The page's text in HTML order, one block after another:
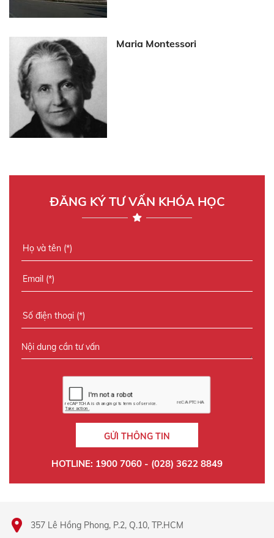
Maria Montessori
ĐĂNG KÝ TƯ VẤN KHÓA HỌC
GỬI THÔNG TIN
HOTLINE: 1900 7060 - (028) 3622 8849
357 Lê Hồng Phong, P.2, Q.10, TP.HCM